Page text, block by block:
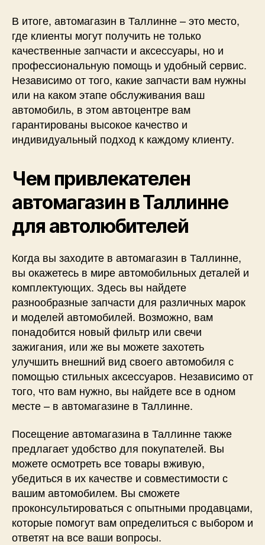
В итоге, автомагазин в Таллинне – это место,
где клиенты могут получить не только
качественные запчасти и аксессуары, но и
профессиональную помощь и удобный сервис.
Независимо от того, какие запчасти вам нужны
или на каком этапе обслуживания ваш
автомобиль, в этом автоцентре вам
гарантированы высокое качество и
индивидуальный подход к каждому клиенту.
Чем привлекателен
автомагазин в Таллинне
для автолюбителей
Когда вы заходите в автомагазин в Таллинне,
вы окажетесь в мире автомобильных деталей и
комплектующих. Здесь вы найдете
разнообразные запчасти для различных марок
и моделей автомобилей. Возможно, вам
понадобится новый фильтр или свечи
зажигания, или же вы можете захотеть
улучшить внешний вид своего автомобиля с
помощью стильных аксессуаров. Независимо от
того, что вам нужно, вы найдете все в одном
месте – в автомагазине в Таллинне.
Посещение автомагазина в Таллинне также
предлагает удобство для покупателей. Вы
можете осмотреть все товары вживую,
убедиться в их качестве и совместимости с
вашим автомобилем. Вы сможете
проконсультироваться с опытными продавцами,
которые помогут вам определиться с выбором и
ответят на все ваши вопросы.